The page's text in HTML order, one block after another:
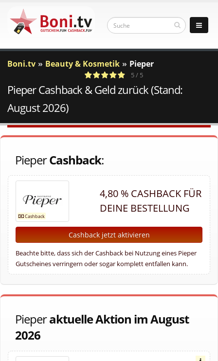
Boni.tv Beauty & Kosmetik Pieper
a
c
2 Votes
5 / 5
Pieper Cashback & Geld zurück (Stand:
August 2026)
PieperCashback:
4,80 % CASHBACK FÜR
DEINE BESTELLUNG
Cashback jetzt aktivieren
Beachte bitte, dass sich der Cashback bei Nutzung eines Pieper
Gutscheines verringern oder sogar komplett entfallen kann.
Pieperaktuelle Aktion im August
2026